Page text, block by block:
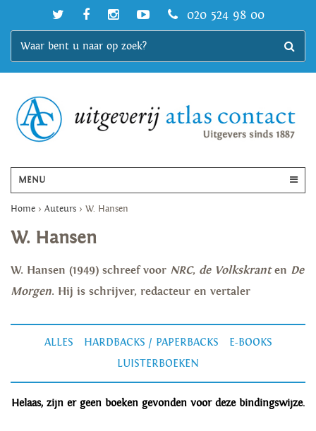
020 524 98 00
MENU
Home > Auteurs > W. Hansen
W. Hansen
W. Hansen (1949) schreef voor NRC, de Volkskranten De
Morgen. Hij is schrijver, redacteur en vertaler
ALLES HARDBACKS / PAPERBACKS
E-BOOKS
LUISTERBOEKEN
Helaas, zijn er geen boeken gevonden voor deze bindingswijze.